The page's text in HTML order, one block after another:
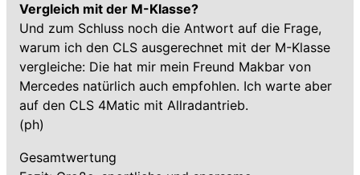
Vergleich mit der M-Klasse?
Und zum Schluss noch die Antwort auf die Frage,
warum ich den CLS ausgerechnet mit der M-Klasse
vergleiche: Die hat mir mein Freund Makbar von
Mercedes natürlich auch empfohlen. Ich warte aber
auf den CLS 4Matic mit Allradantrieb.
(ph)
Gesamtwertung